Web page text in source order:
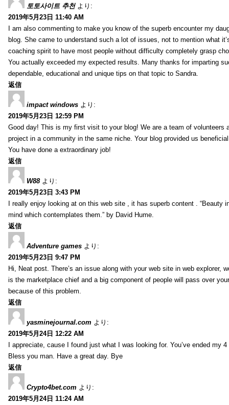
토토사이트 추천 より:
2019年5月23日 11:40 AM
I am also commenting to make you know of the superb encounter my
blog. She came to understand such a lot of issues, not to mention what
coaching spirit to have most people without difficulty completely grasp
You actually exceeded my expected results. Many thanks for imparting
dependable, educational and unique tips on that topic to Sandra.
返信
impact windows より:
2019年5月23日 12:59 PM
Good day! This is my first visit to your blog! We are a team of volunteers
project in a community in the same niche. Your blog provided us
You have done a extraordinary job!
返信
W88 より:
2019年5月23日 3:43 PM
I really enjoy looking at on this web site , it has superb content . “Beauty
mind which contemplates them.” by David Hume.
返信
Adventure games より:
2019年5月23日 9:47 PM
Hi, Neat post. There’s an issue along with your web site in web explorer,
is the marketplace chief and a big component of people will pass over
because of this problem.
返信
yasminejournal.com より:
2019年5月24日 12:22 AM
I appreciate, cause I found just what I was looking for. You’ve ended my
Bless you man. Have a great day. Bye
返信
Crypto4bet.com より:
2019年5月24日 11:24 AM